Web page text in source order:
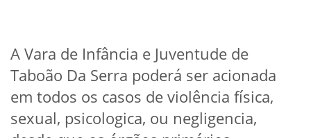
A Vara de Infância e Juventude de
Taboão Da Serra poderá ser acionada
em todos os casos de violência física,
sexual, psicologica, ou negligencia,